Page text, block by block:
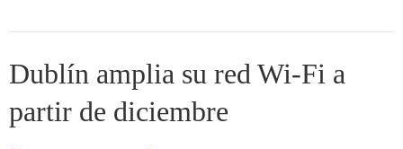
Dublín amplia su red Wi-Fi a
partir de diciembre